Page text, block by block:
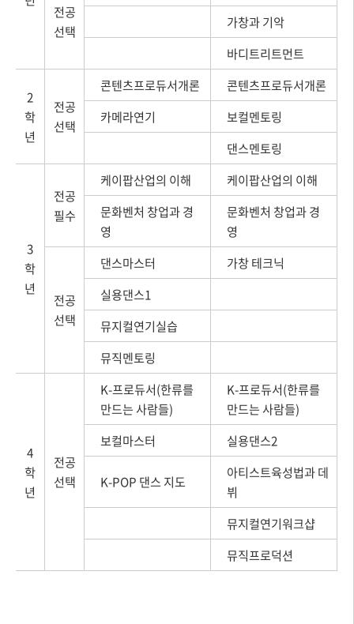
전공
선택
가창과 기악
바디트리트먼트
2
학
년
전공
선택
콘텐츠프로듀서개론
콘텐츠프로듀서개론
카메라연기
보컬멘토링
댄스멘토링
3
학
년
전공
필수
케이팝산업의 이해
케이팝산업의 이해
문화벤처 창업과 경
영
문화벤처 창업과 경
영
전공
선택
댄스마스터
가창 테크닉
실용댄스1
뮤지컬연기실습
뮤직멘토링
4
학
년
전공
선택
K-프로듀서(한류를
만드는 사람들)
K-프로듀서(한류를
만드는 사람들)
보컬마스터
실용댄스2
K-POP 댄스 지도
아티스트육성법과 데
뷔
뮤지컬연기워크샵
뮤직프로덕션